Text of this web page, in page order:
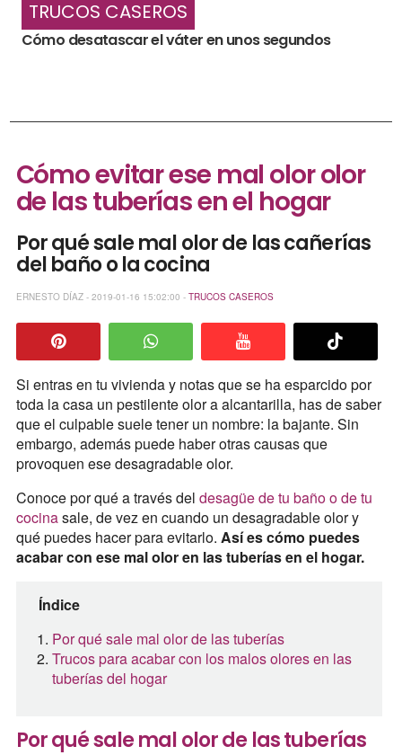
TRUCOS CASEROS
Cómo desatascar el váter en unos segundos
Cómo evitar ese mal olor olor
de las tuberías en el hogar
Por qué sale mal olor de las cañerías
del baño o la cocina
ERNESTO DÍAZ - 2019-01-16 15:02:00 - TRUCOS CASEROS
Si entras en tu vivienda y notas que se ha esparcido por
toda la casa un pestilente olor a alcantarilla, has de saber
que el culpable suele tener un nombre: la bajante. Sin
embargo, además puede haber otras causas que
provoquen ese desagradable olor.
Conoce por qué a través del desagüe de tu baño o de tu
cocinasale, de vez en cuando un desagradable olor y
qué puedes hacer para evitarlo. Así es cómo puedes
acabar con ese mal olor en las tuberías en el hogar.
Índice
Por qué sale mal olor de las tuberías
Trucos para acabar con los malos olores en las
tuberías del hogar
Por qué sale mal olor de las tuberías